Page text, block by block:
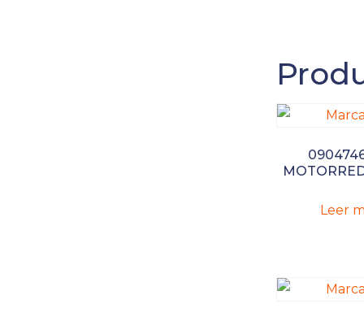
Leer